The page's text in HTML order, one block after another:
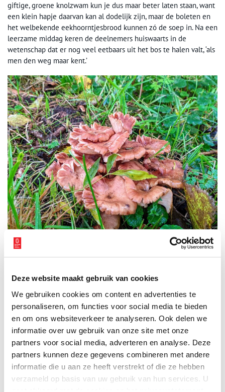
Deze website maakt gebruik van cookies
We gebruiken cookies om content en advertenties te
personaliseren, om functies voor social media te bieden
en om ons websiteverkeer te analyseren. Ook delen we
informatie over uw gebruik van onze site met onze
partners voor social media, adverteren en analyse. Deze
partners kunnen deze gegevens combineren met andere
informatie die u aan ze heeft verstrekt of die ze hebben
verzameld op basis van uw gebruik van hun services. U
giftige, groene knolzwam kun je dus maar beter laten staan, want
een klein hapje daarvan kan al dodelijk zijn, maar de boleten en
het welbekende eekhoorntjesbrood kunnen zó de soep in. Na een
leerzame middag keren de deelnemers huiswaarts in de
wetenschap dat er nog veel eetbaars uit het bos te halen valt, ‘als
men den weg maar kent.’
Cantharellen groeien soms zo langs de kant van de weg. Foto: Sarah Remmerts de
Vries.
Maar dat was dus de oorlog en dan is het begrijpelijk dat je het
karige voedsel waar mogelijk probeert aan te vullen. Maar in
latere jaren roepen kranten steeds meer op om paddenstoelen
niet te plukken, maar te laten staan, zodat de mensen na jou er
ook van kunnen genieten.
In een reportage over het Amsterdamse Bos van oktober 1957,
meldt het Algemeen Handelsblad dat bepaalde, vaak zeldzame
soorten ieder jaar in aantal teruglopen omdat het publiek er niet
van af kan blijven. Om die reden richt de afdeling Publieke